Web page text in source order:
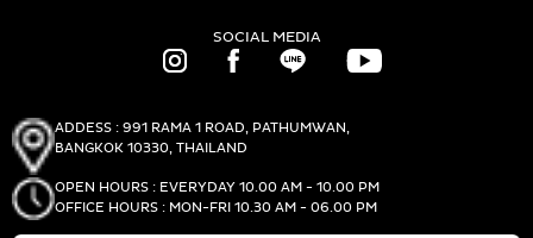
SOCIAL MEDIA
ADDESS : 991 RAMA 1 ROAD, PATHUMWAN,
BANGKOK 10330, THAILAND
OPEN HOURS : EVERYDAY 10.00 AM - 10.00 PM
OFFICE HOURS : MON-FRI 10.30 AM - 06.00 PM